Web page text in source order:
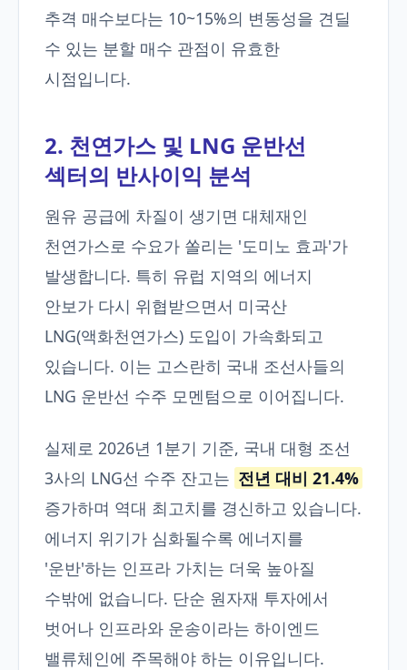
추격 매수보다는 10~15%의 변동성을 견딜
수 있는 분할 매수 관점이 유효한
시점입니다.
2. 천연가스 및 LNG 운반선
섹터의 반사이익 분석
원유 공급에 차질이 생기면 대체재인
천연가스로 수요가 쏠리는 '도미노 효과'가
발생합니다. 특히 유럽 지역의 에너지
안보가 다시 위협받으면서 미국산
LNG(액화천연가스) 도입이 가속화되고
있습니다. 이는 고스란히 국내 조선사들의
LNG 운반선 수주 모멘텀으로 이어집니다.
실제로 2026년 1분기 기준, 국내 대형 조선
3사의 LNG선 수주 잔고는 전년 대비 21.4%
증가하며 역대 최고치를 경신하고 있습니다.
에너지 위기가 심화될수록 에너지를
'운반'하는 인프라 가치는 더욱 높아질
수밖에 없습니다. 단순 원자재 투자에서
벗어나 인프라와 운송이라는 하이엔드
밸류체인에 주목해야 하는 이유입니다.